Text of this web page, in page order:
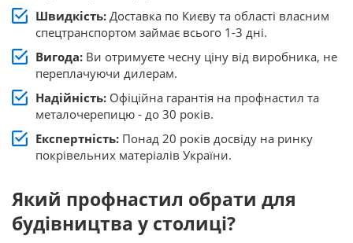
Швидкість: Доставка по Києву та області власним
спецтранспортом займає всього 1-3 дні.
Вигода: Ви отримуєте чесну ціну від виробника, не
переплачуючи дилерам.
Надійність: Офіційна гарантія на профнастил та
металочерепицю - до 30 років.
Експертність: Понад 20 років досвіду на ринку
покрівельних матеріалів України.
Який профнастил обрати для
будівництва у столиці?